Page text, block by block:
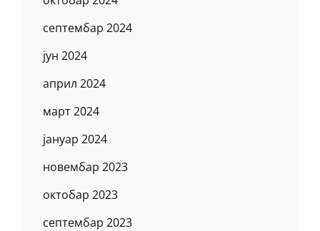
септембар 2024
јун 2024
април 2024
март 2024
јануар 2024
новембар 2023
октобар 2023
септембар 2023